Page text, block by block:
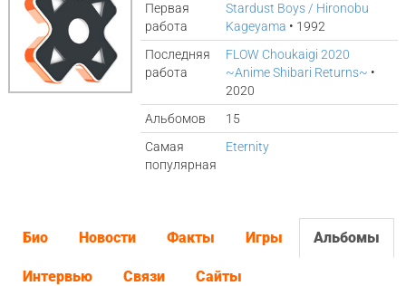
Первая
работа
Stardust Boys / Hironobu
Kageyama • 1992
Последняя
работа
FLOW Choukaigi 2020
~Anime Shibari Returns~ •
2020
Альбомов
15
Самая
популярная
Eternity
Био Новости Факты Игры Альбомы
Интервью Связи Сайты